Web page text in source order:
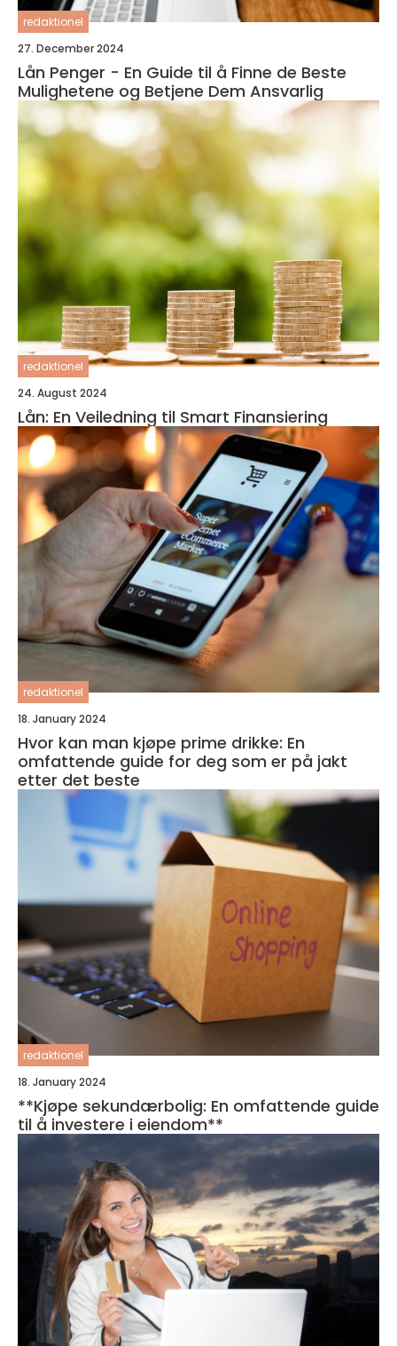
redaktionel
27. December 2024
Lån Penger - En Guide til å Finne de Beste
Mulighetene og Betjene Dem Ansvarlig
redaktionel
24. August 2024
Lån: En Veiledning til Smart Finansiering
redaktionel
18. January 2024
Hvor kan man kjøpe prime drikke: En
omfattende guide for deg som er på jakt
etter det beste
redaktionel
18. January 2024
**Kjøpe sekundærbolig: En omfattende guide
til å investere i eiendom**